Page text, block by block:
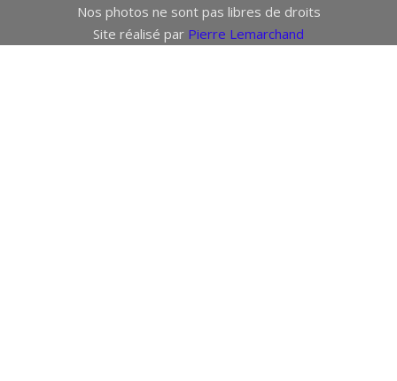
Nos photos ne sont pas libres de droits
Site réalisé par Pierre Lemarchand